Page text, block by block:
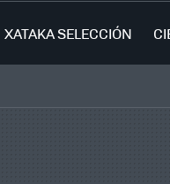
XATAKA SELECCIÓN